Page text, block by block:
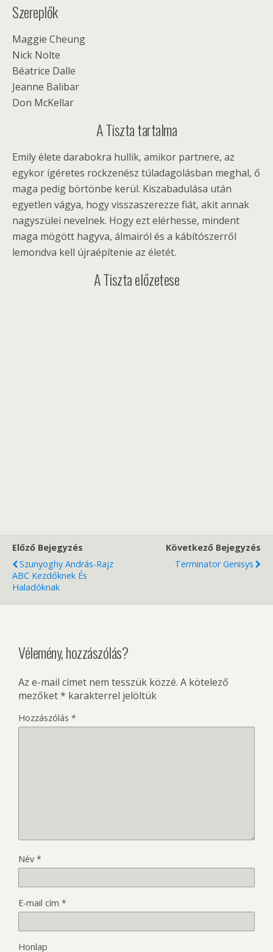
Szereplők
Maggie Cheung
Nick Nolte
Béatrice Dalle
Jeanne Balibar
Don McKellar
A Tiszta tartalma
Emily élete darabokra hullik, amikor partnere, az
egykor ígéretes rockzenész túladagolásban meghal, ő
maga pedig börtönbe kerül. Kiszabadulása után
egyetlen vágya, hogy visszaszerezze fiát, akit annak
nagyszülei nevelnek. Hogy ezt elérhesse, mindent
maga mögött hagyva, álmairól és a kábítószerről
lemondva kell újraépítenie az életét.
A Tiszta előzetese
Előző Bejegyzés
Szunyoghy András-Rajz
ABC Kezdőknek És
Haladóknak
Következő Bejegyzés
Terminator Genisys
Vélemény, hozzászólás?
Az e-mail címet nem tesszük közzé. A kötelező
mezőket* karakterrel jelöltük
Hozzászólás *
Név *
E-mail cím *
Honlap